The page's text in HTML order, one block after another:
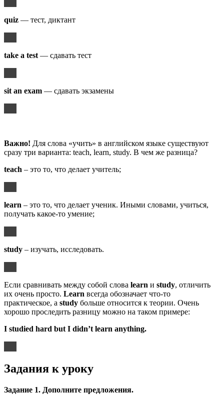
quiz — тест, диктант
take a test— сдавать тест
sit an exam — сдавать экзамены
Важно! Для слова «учить» в английском языке существуют
сразу три варианта: teach, learn, study. В чем же разница?
teach – это то, что делает учитель;
learn – это то, что делает ученик. Иными словами, учиться,
получать какое-то умение;
study – изучать, исследовать.
Если сравнивать между собой слова learn и study, отличить
их очень просто. Learn всегда обозначает что-то
практическое, а study больше относится к теории. Очень
хорошо проследить разницу можно на таком примере:
I studied hard but I didn’t learn anything.
Задания к уроку
Задание 1. Дополните предложения.